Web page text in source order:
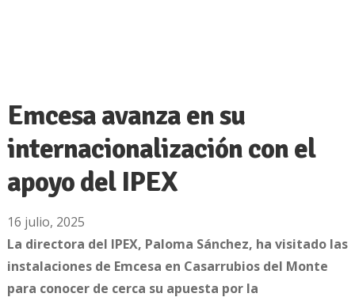
Emcesa avanza en su
internacionalización con el
apoyo del IPEX
16 julio, 2025
La directora del IPEX, Paloma Sánchez, ha visitado las
instalaciones de Emcesa en Casarrubios del Monte
para conocer de cerca su apuesta por la